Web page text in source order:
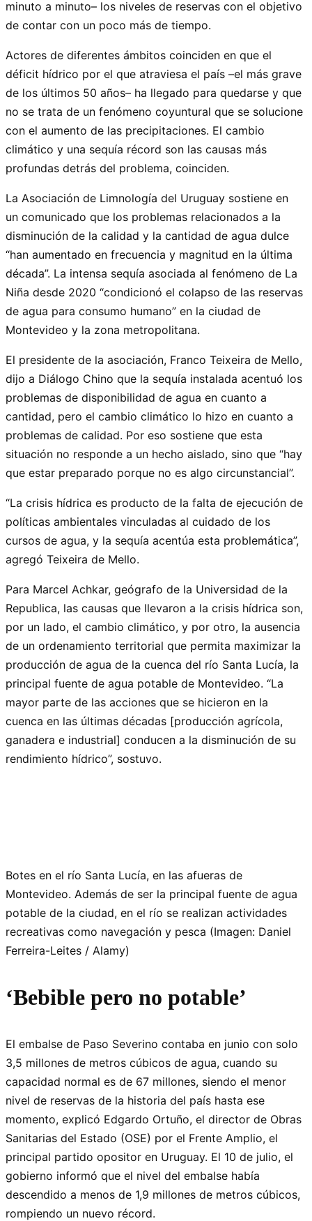
minuto a minuto– los niveles de reservas con el objetivo
de contar con un poco más de tiempo.
Actores de diferentes ámbitos coinciden en que el
déficit hídrico por el que atraviesa el país –el más grave
de los últimos 50 años– ha llegado para quedarse y que
no se trata de un fenómeno coyuntural que se solucione
con el aumento de las precipitaciones. El cambio
climático y una sequía récord son las causas más
profundas detrás del problema, coinciden.
La Asociación de Limnología del Uruguay sostiene en
un comunicado que los problemas relacionados a la
disminución de la calidad y la cantidad de agua dulce
“han aumentado en frecuencia y magnitud en la última
década”. La intensa sequía asociada al fenómeno de La
Niña desde 2020 “condicionó el colapso de las reservas
de agua para consumo humano” en la ciudad de
Montevideo y la zona metropolitana.
El presidente de la asociación, Franco Teixeira de Mello,
dijo a Diálogo Chino que la sequía instalada acentuó los
problemas de disponibilidad de agua en cuanto a
cantidad, pero el cambio climático lo hizo en cuanto a
problemas de calidad. Por eso sostiene que esta
situación no responde a un hecho aislado, sino que “hay
que estar preparado porque no es algo circunstancial”.
“La crisis hídrica es producto de la falta de ejecución de
políticas ambientales vinculadas al cuidado de los
cursos de agua, y la sequía acentúa esta problemática”,
agregó Teixeira de Mello.
Para Marcel Achkar, geógrafo de la Universidad de la
Republica, las causas que llevaron a la crisis hídrica son,
por un lado, el cambio climático, y por otro, la ausencia
de un ordenamiento territorial que permita maximizar la
producción de agua de la cuenca del río Santa Lucía, la
principal fuente de agua potable de Montevideo. “La
mayor parte de las acciones que se hicieron en la
cuenca en las últimas décadas [producción agrícola,
ganadera e industrial] conducen a la disminución de su
rendimiento hídrico”, sostuvo.
Botes en el río Santa Lucía, en las afueras de
Montevideo. Además de ser la principal fuente de agua
potable de la ciudad, en el río se realizan actividades
recreativas como navegación y pesca (Imagen: Daniel
Ferreira-Leites / Alamy)
‘Bebible pero no potable’
El embalse de Paso Severino contaba en junio con solo
3,5 millones de metros cúbicos de agua, cuando su
capacidad normal es de 67 millones, siendo el menor
nivel de reservas de la historia del país hasta ese
momento, explicó Edgardo Ortuño, el director de Obras
Sanitarias del Estado (OSE) por el Frente Amplio, el
principal partido opositor en Uruguay. El 10 de julio, el
gobierno informó que el nivel del embalse había
descendido a menos de 1,9 millones de metros cúbicos,
rompiendo un nuevo récord.